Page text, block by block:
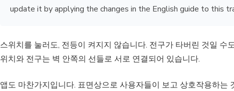
update it by applying the changes in the English guide to this
스위치를 눌러도, 전등이 켜지지 않습니다. 전구가 타버린 것일 수
위치와 전구는 벽 안쪽의 선들로 서로 연결되어 있습니다.
앱도 마찬가지입니다. 표면상으로 사용자들이 보고 상호작용하는